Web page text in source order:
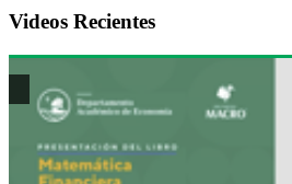
Videos Recientes